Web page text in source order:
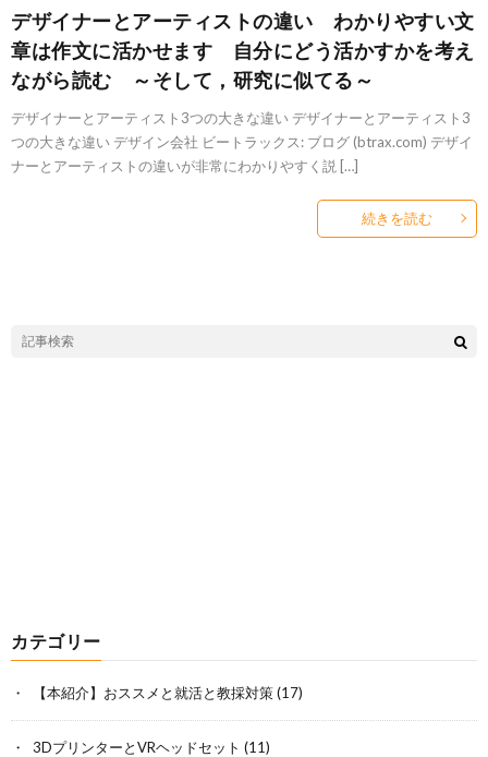
デザイナーとアーティストの違い わかりやすい文
章は作文に活かせます 自分にどう活かすかを考え
ながら読む ～そして，研究に似てる～
デザイナーとアーティスト3つの大きな違い デザイナーとアーティスト3
つの大きな違い デザイン会社 ビートラックス: ブログ (btrax.com) デザイ
ナーとアーティストの違いが非常にわかりやすく説 […]
続きを読む
カテゴリー
【本紹介】おススメと就活と教採対策(17)
3DプリンターとVRヘッドセット (11)